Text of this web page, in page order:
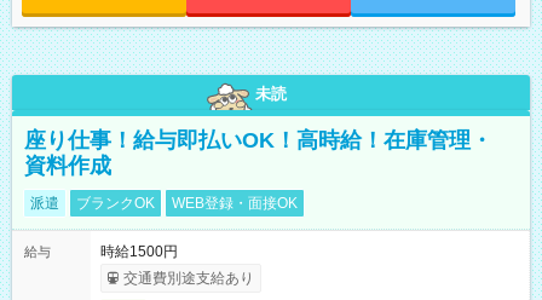
未読
座り仕事！給与即払いOK！高時給！在庫管理・
資料作成
派遣 ブランクOK WEB登録・面接OK
給与
時給1500円
交通費別途支給あり